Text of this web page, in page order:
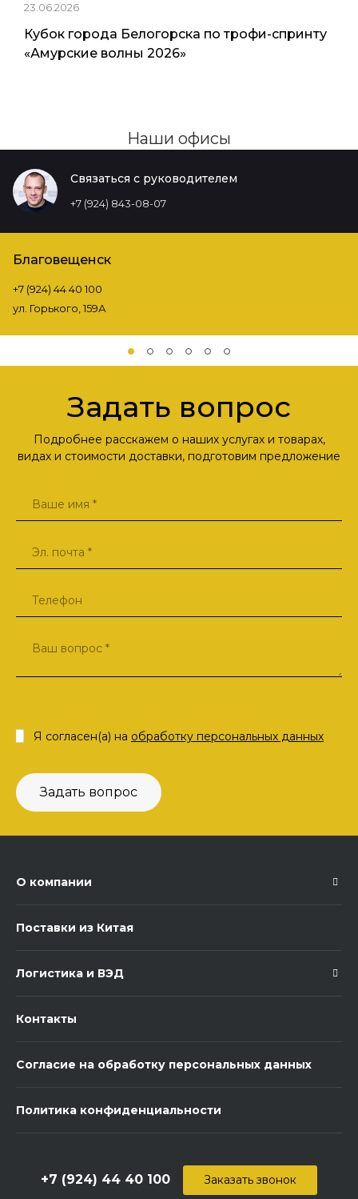
23.06.2026
Кубок города Белогорска по трофи-спринту
«Амурские волны 2026»
Наши офисы
Связаться с руководителем
+7 (924) 843-08-07
Благовещенск
+7 (924) 44 40 100
ул. Горького, 159А
Задать вопрос
Подробнее расскажем о наших услугах и товарах,
видах и стоимости доставки, подготовим предложение
Задать вопрос
Я согласен(а) на обработку персональных данных
О компании
Поставки из Китая
Логистика и ВЭД
Контакты
Согласие на обработку персональных данных
Политика конфиденциальности
+7 (924) 44 40 100 Заказать звонок